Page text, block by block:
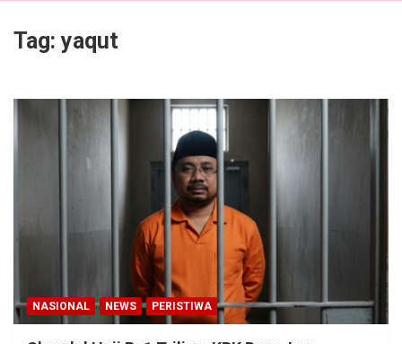
Tag:yaqut
NASIONAL NEWS PERISTIWA